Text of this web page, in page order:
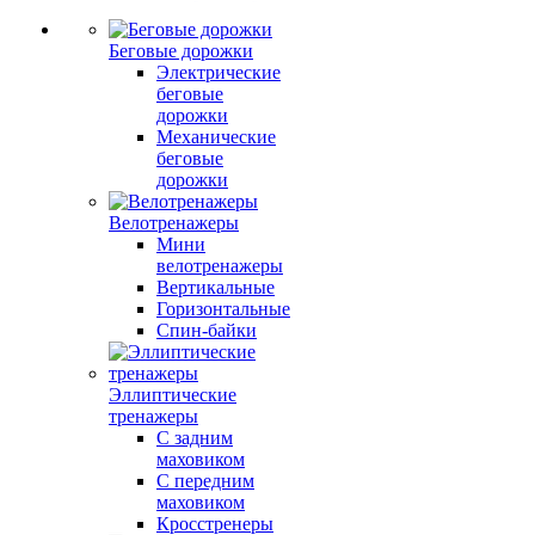
Беговые дорожки
Электрические
беговые
дорожки
Механические
беговые
дорожки
Велотренажеры
Мини
велотренажеры
Вертикальные
Горизонтальные
Спин-байки
Эллиптические
тренажеры
С задним
маховиком
С передним
маховиком
Кросстренеры